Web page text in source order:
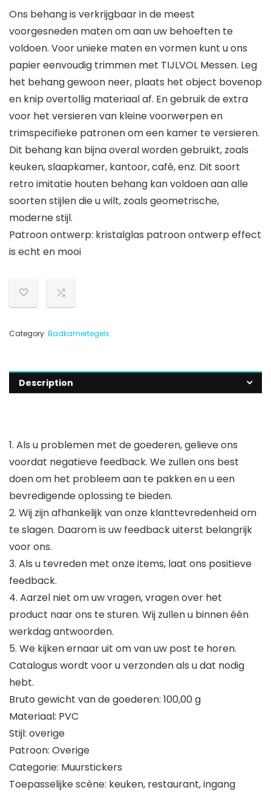
Ons behang is verkrijgbaar in de meest
voorgesneden maten om aan uw behoeften te
voldoen. Voor unieke maten en vormen kunt u ons
papier eenvoudig trimmen met TIJLVOL Messen. Leg
het behang gewoon neer, plaats het object bovenop
en knip overtollig materiaal af. En gebruik de extra
voor het versieren van kleine voorwerpen en
trimspecifieke patronen om een kamer te versieren.
Dit behang kan bijna overal worden gebruikt, zoals
keuken, slaapkamer, kantoor, café, enz. Dit soort
retro imitatie houten behang kan voldoen aan alle
soorten stijlen die u wilt, zoals geometrische,
moderne stijl.
Patroon ontwerp: kristalglas patroon ontwerp effect
is echt en mooi
Category: Badkamertegels
Description
1. Als u problemen met de goederen, gelieve ons
voordat negatieve feedback. We zullen ons best
doen om het probleem aan te pakken en u een
bevredigende oplossing te bieden.
2. Wij zijn afhankelijk van onze klanttevredenheid om
te slagen. Daarom is uw feedback uiterst belangrijk
voor ons.
3. Als u tevreden met onze items, laat ons positieve
feedback.
4. Aarzel niet om uw vragen, vragen over het
product naar ons te sturen. Wij zullen u binnen één
werkdag antwoorden.
5. We kijken ernaar uit om van uw post te horen.
Catalogus wordt voor u verzonden als u dat nodig
hebt.
Bruto gewicht van de goederen: 100,00 g
Materiaal: PVC
Stijl: overige
Patroon: Overige
Categorie: Muurstickers
Toepasselijke scène: keuken, restaurant, ingang